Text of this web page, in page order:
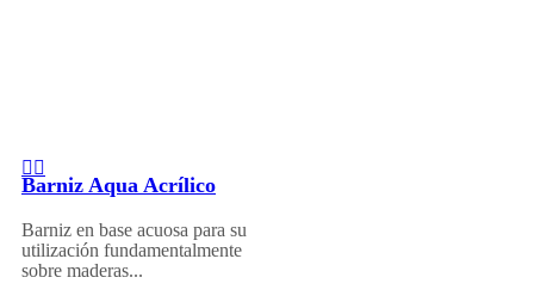
Barniz Aqua Acrílico
Barniz en base acuosa para su
utilización fundamentalmente
sobre maderas...